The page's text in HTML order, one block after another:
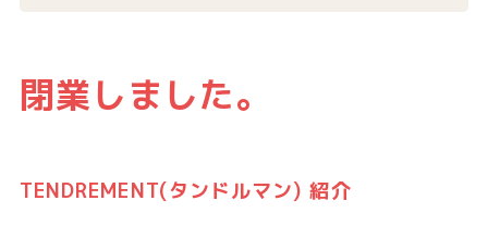
閉業しました。
TENDREMENT(タンドルマン) 紹介